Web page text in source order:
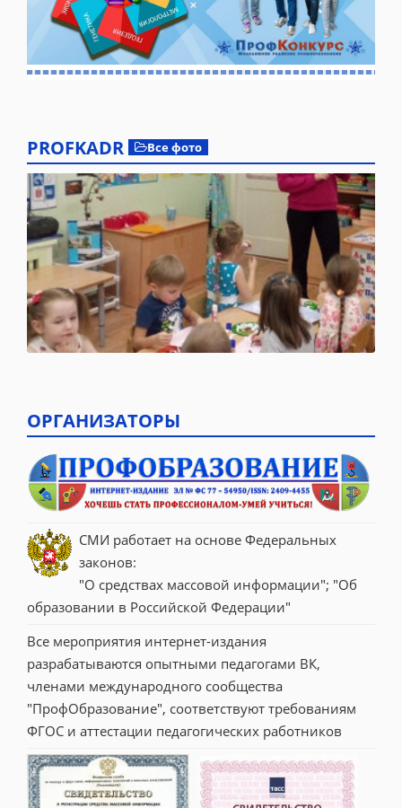
PROFKADR Все фото
ОРГАНИЗАТОРЫ
СМИ работает на основе Федеральных
законов:
"О средствах массовой информации"; "Об
образовании в Российской Федерации"
Все мероприятия интернет-издания
разрабатываются опытными педагогами ВК,
членами международного сообщества
"ПрофОбразование", соответствуют требованиям
ФГОС и аттестации педагогических работников